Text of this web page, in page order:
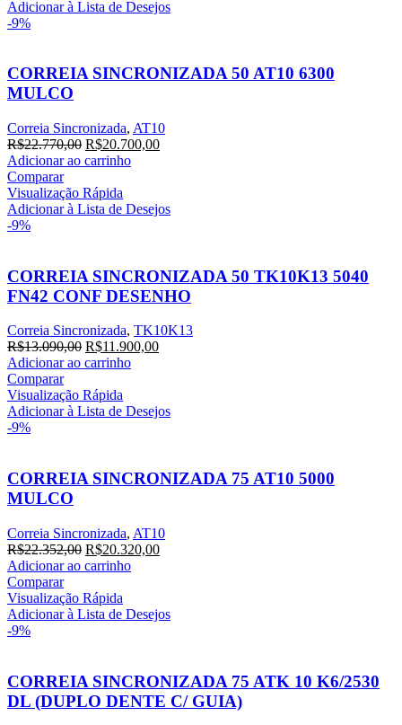
Adicionar à Lista de Desejos
-9%
CORREIA SINCRONIZADA 50 AT10 6300
MULCO
Correia Sincronizada, AT10
R$22.770,00 R$20.700,00
Adicionar ao carrinho
Comparar
Visualização Rápida
Adicionar à Lista de Desejos
-9%
CORREIA SINCRONIZADA 50 TK10K13 5040
FN42 CONF DESENHO
Correia Sincronizada, TK10K13
R$13.090,00 R$11.900,00
Adicionar ao carrinho
Comparar
Visualização Rápida
Adicionar à Lista de Desejos
-9%
CORREIA SINCRONIZADA 75 AT10 5000
MULCO
Correia Sincronizada, AT10
R$22.352,00 R$20.320,00
Adicionar ao carrinho
Comparar
Visualização Rápida
Adicionar à Lista de Desejos
-9%
CORREIA SINCRONIZADA 75 ATK 10 K6/2530
DL (DUPLO DENTE C/ GUIA)